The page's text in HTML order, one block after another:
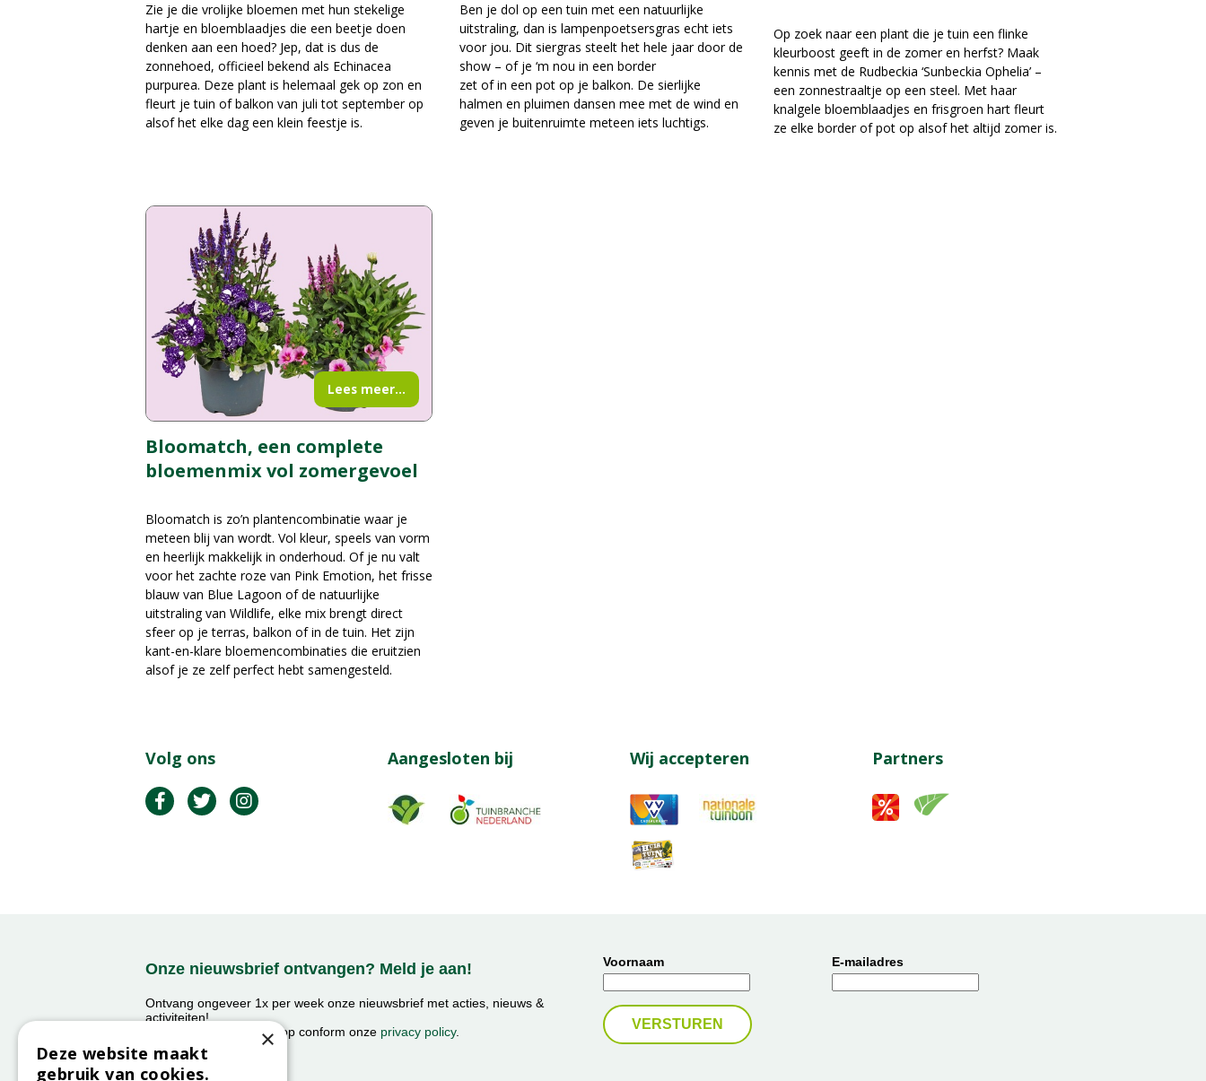
Zie je die vrolijke bloemen met hun stekelige
hartje en bloemblaadjes die een beetje doen
denken aan een hoed? Jep, dat is dus de
zonnehoed, officieel bekend als Echinacea
purpurea. Deze plant is helemaal gek op zon en
fleurt je tuin of balkon van juli tot september op
alsof het elke dag een klein feestje is.
Ben je dol op een tuin met een natuurlijke
uitstraling, dan is lampenpoetsersgras echt iets
voor jou. Dit siergras steelt het hele jaar door de
show – of je ‘m nou in een border
zet of in een pot op je balkon. De sierlijke
halmen en pluimen dansen mee met de wind en
geven je buitenruimte meteen iets luchtigs.
Op zoek naar een plant die je tuin een flinke
kleurboost geeft in de zomer en herfst? Maak
kennis met de Rudbeckia ‘Sunbeckia Ophelia’ –
een zonnestraaltje op een steel. Met haar
knalgele bloemblaadjes en frisgroen hart fleurt
ze elke border of pot op alsof het altijd zomer is.
Bloomatch, een complete
bloemenmix vol zomergevoel
Bloomatch is zo’n plantencombinatie waar je
meteen blij van wordt. Vol kleur, speels van vorm
en heerlijk makkelijk in onderhoud. Of je nu valt
voor het zachte roze van Pink Emotion, het frisse
blauw van Blue Lagoon of de natuurlijke
uitstraling van Wildlife, elke mix brengt direct
sfeer op je terras, balkon of in de tuin. Het zijn
kant-en-klare bloemencombinaties die eruitzien
alsof je ze zelf perfect hebt samengesteld.
Lees meer...
Volg ons Aangesloten bij Wij accepteren Partners
Onze nieuwsbrief ontvangen? Meld je aan!
Ontvang ongeveer 1x per week onze nieuwsbrief met acties, nieuws &
activiteiten!
We slaan uw gegevens op conform onze privacy policy.
Voornaam E-mailadres
×
Deze website maakt
gebruik van cookies.